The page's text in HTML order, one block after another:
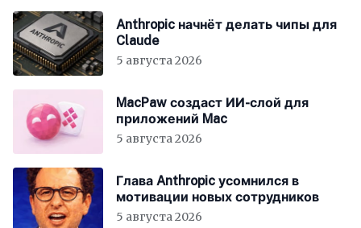
Anthropic начнёт делать чипы для
Claude
5 августа 2026
MacPaw создаст ИИ-слой для
приложений Mac
5 августа 2026
Глава Anthropic усомнился в
мотивации новых сотрудников
5 августа 2026